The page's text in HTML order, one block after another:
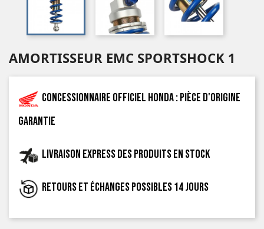
AMORTISSEUR EMC SPORTSHOCK 1
Concessionnaire officiel Honda : pièce d'origine
garantie
Livraison express des produits en stock
Retours et échanges possibles 14 jours